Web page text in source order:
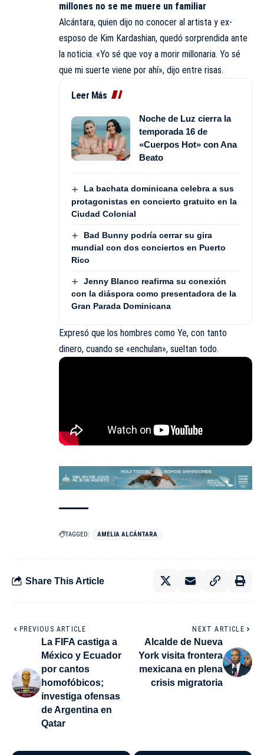
millones no se me muere un familiar
Alcántara, quien dijo no conocer al artista y ex-
esposo de Kim Kardashian, quedó sorprendida ante
la noticia. «Yo sé que voy a morir millonaria. Yo sé
que mi suerte viene por ahí», dijo entre risas.
Leer Más
Noche de Luz cierra la
temporada 16 de
«Cuerpos Hot» con Ana
Beato
La bachata dominicana celebra a sus
protagonistas en concierto gratuito en la
Ciudad Colonial
Bad Bunny podría cerrar su gira
mundial con dos conciertos en Puerto
Rico
Jenny Blanco reafirma su conexión
con la diáspora como presentadora de la
Gran Parada Dominicana
Expresó que los hombres como Ye, con tanto
dinero, cuando se «enchulan», sueltan todo.
TAGGED: AMELIA ALCÁNTARA
Share This Article
PREVIOUS ARTICLE
La FIFA castiga a
México y Ecuador
por cantos
homofóbicos;
investiga ofensas
de Argentina en
Qatar
NEXT ARTICLE
Alcalde de Nueva
York visita frontera
mexicana en plena
crisis migratoria